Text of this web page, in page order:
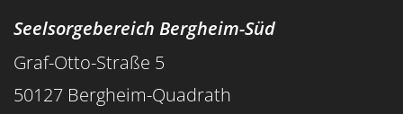
Seelsorgebereich Bergheim-Süd
Graf-Otto-Straße 5
50127 Bergheim-Quadrath